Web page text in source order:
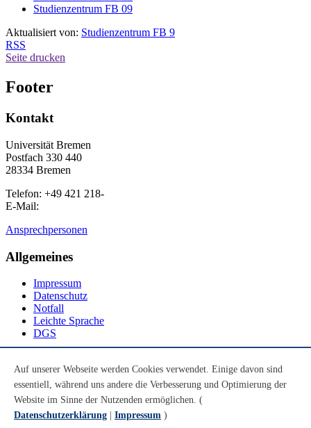
Studienzentrum FB 09
Aktualisiert von: Studienzentrum FB 9
RSS
Seite drucken
Footer
Kontakt
Universität Bremen
Postfach 330 440
28334 Bremen
Telefon: +49 421 218-
E-Mail:
Ansprechpersonen
Allgemeines
Impressum
Datenschutz
Notfall
Leichte Sprache
DGS
Youtube
Instagram
LinkedIn
Auf unserer Webseite werden Cookies verwendet. Einige davon sind
essentiell, während uns andere die Verbesserung und Optimierung der
Website im Sinne der Nutzenden ermöglichen. (
Datenschutzerklärung
Impressum )